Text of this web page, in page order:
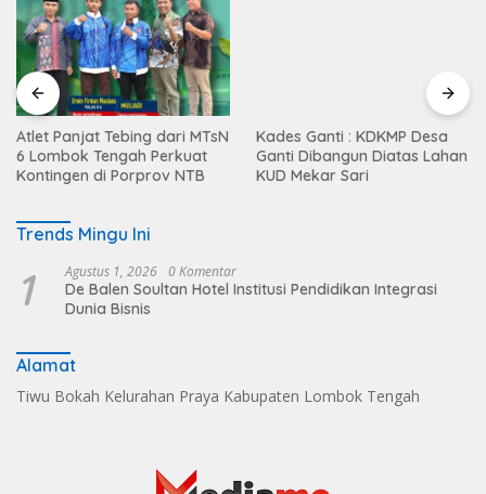
Atlet Panjat Tebing dari MTsN
6 Lombok Tengah Perkuat
Kontingen di Porprov NTB
Kades Ganti : KDKMP Desa
Ganti Dibangun Diatas Lahan
KUD Mekar Sari
Trends Mingu Ini
1 Agustus 1, 2026 0 Komentar
De Balen Soultan Hotel Institusi Pendidikan Integrasi
Dunia Bisnis
Alamat
Tiwu Bokah Kelurahan Praya Kabupaten Lombok Tengah